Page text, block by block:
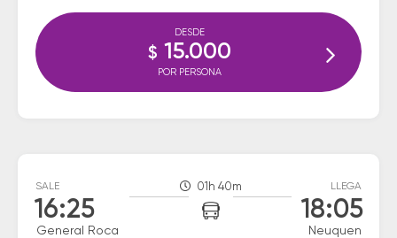
DESDE
$ 15.000
POR PERSONA
SALE
16:25
General Roca
01h 40m LLEGA
18:05
Neuquen